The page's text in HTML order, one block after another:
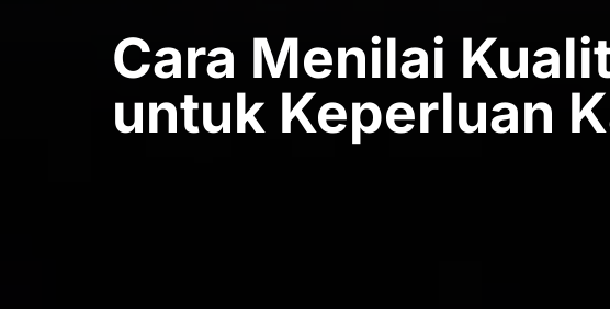
Cara Menilai
untuk Keperluan